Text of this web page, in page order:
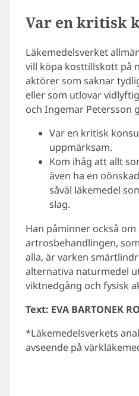
Var en kritisk
Läkemedelsverket
vill köpa kosttillskott på
aktörer som saknar
eller som utlovar
och Ingemar Petersson
Var en kritisk
uppmärksam.
Kom ihåg att allt
även ha en
såväl läkemedel
slag.
Han påminner också
artrosbehandlingen,
alla, är varken
alternativa naturmedel
viktnedgång och fysisk
Text: EVA BARTONEK
*Läkemedelsverkets
avseende på